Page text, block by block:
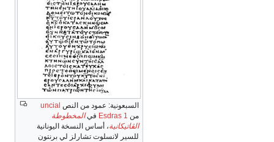
السبعونية: عمود من النصuncial
فيالمخطوطة
الڤاتيكانية، أساس النسخة اليونانية
للسير لانسلوت تشارلز لي برنتون